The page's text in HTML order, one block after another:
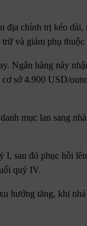
chính trị kéo
và giảm phụ
Ngân hàng này
sở 4.900 USD/
mục lan sang
I, sau đó phục hồi
quý IV.
hướng tăng, khi